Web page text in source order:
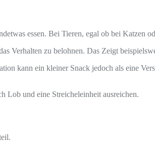
essen. Bei Tieren, egal ob bei Katzen
Verhalten zu belohnen. Das Zeigt
kann ein kleiner Snack jedoch als eine
Lob und eine Streicheleinheit ausreichen.